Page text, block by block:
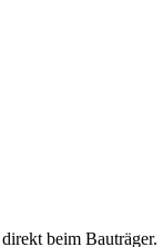
beim Bauträger.